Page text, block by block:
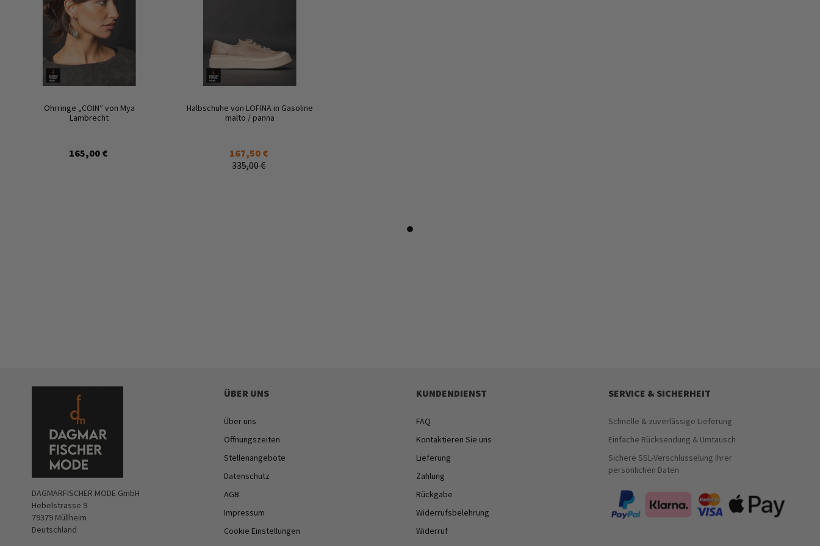
Ohrringe „COIN“ von Mya
Lambrecht
165,00 €
Halbschuhe von LOFINA in Gasoline
malto / panna
167,50 €
335,00 €
DAGMARFISCHER MODE GmbH
Hebelstrasse 9
79379 Müllheim
Deutschland
ÜBER UNS
Über uns
Öffnungszeiten
Stellenangebote
Datenschutz
AGB
Impressum
Cookie Einstellungen
KUNDENDIENST
FAQ
Kontaktieren Sie uns
Lieferung
Zahlung
Rückgabe
Widerrufsbelehrung
Widerruf
SERVICE & SICHERHEIT
Schnelle & zuverlässige Lieferung
Einfache Rücksendung & Umtausch
Sichere SSL-Verschlüsselung Ihrer
persönlichen Daten